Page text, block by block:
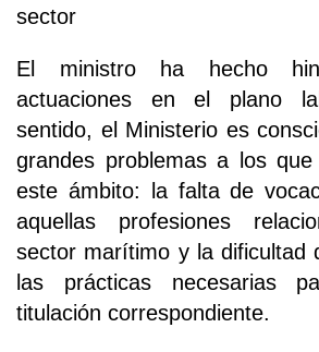
sector
El ministro ha hecho
actuaciones en el plano
sentido, el Ministerio es
grandes problemas a los
este ámbito: la falta de
aquellas profesiones
sector marítimo y la dificultad
las prácticas necesarias
titulación correspondiente.